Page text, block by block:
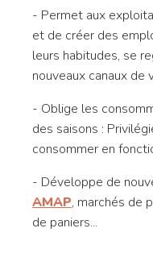
- Permet aux
et de créer des
leurs habitudes, se
nouveaux canaux de
- Oblige les
des saisons :
consommer en
- Développe de
AMAP, marchés de
de paniers...